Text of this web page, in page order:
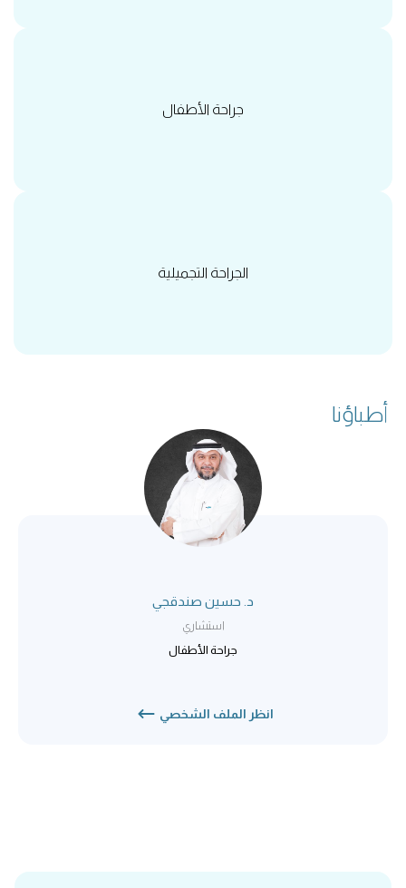
جراحة الأطفال
الجراحة التجميلية
أطباؤنا
د. حسين صندقجي
استشاري
جراحة الأطفال
انظر الملف الشخصي